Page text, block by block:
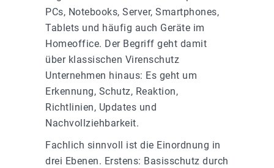
PCs, Notebooks, Server, Smartphones,
Tablets und häufig auch Geräte im
Homeoffice. Der Begriff geht damit
über klassischen Virenschutz
Unternehmen hinaus: Es geht um
Erkennung, Schutz, Reaktion,
Richtlinien, Updates und
Nachvollziehbarkeit.
Fachlich sinnvoll ist die Einordnung in
drei Ebenen. Erstens: Basisschutz durch